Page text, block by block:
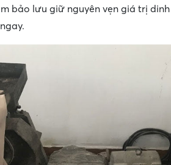
bảo lưu giữ nguyên vẹn giá trị